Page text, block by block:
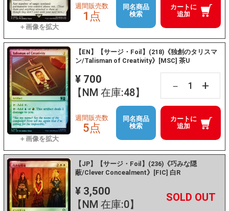
カートに
追加
週間販売数
1点
同名商品
検索
【EN】【サージ・Foil】(218)《独創のタリスマ
ン/Talisman of Creativity》[MSC] 茶U
¥ 700
【NM 在庫:48】
－ +
カートに
追加
週間販売数
5点
同名商品
検索
【JP】【サージ・Foil】(236)《巧みな隠
蔽/Clever Concealment》[FIC] 白R
¥ 3,500
【NM 在庫:0】
－ +